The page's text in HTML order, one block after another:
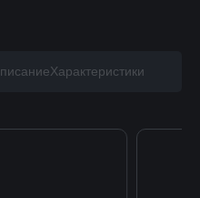
Характеристики